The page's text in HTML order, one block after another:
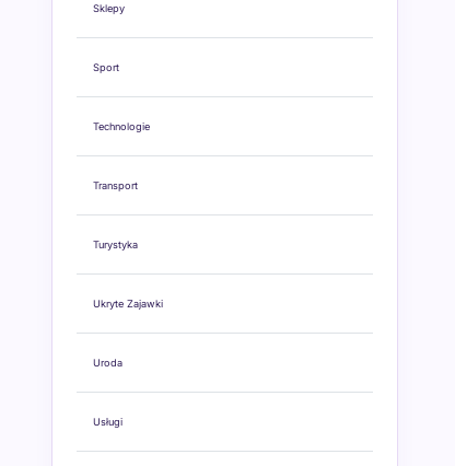
Sklepy
Sport
Technologie
Transport
Turystyka
Ukryte Zajawki
Uroda
Usługi